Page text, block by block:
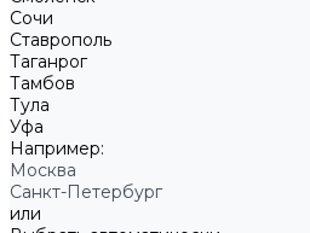
Сочи
Ставрополь
Таганрог
Тамбов
Тула
Уфа
Например:
Москва
Санкт-Петербург
или